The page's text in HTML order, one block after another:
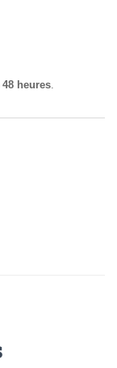
48 heures.